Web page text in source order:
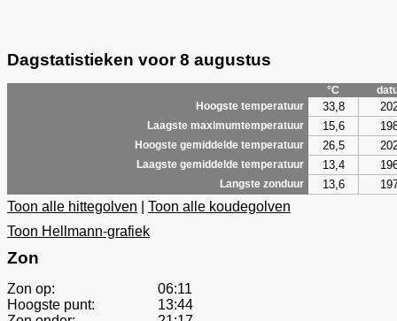
Dagstatistieken voor 8 augustus
°C
Hoogste temperatuur
33,8
Laagste maximumtemperatuur 15,6
Hoogste gemiddelde temperatuur 26,5
Laagste gemiddelde temperatuur 13,4
Langste zonduur 13,6
Toon alle hittegolven
Toon alle koudegolven
Toon Hellmann-grafiek
Zon
Zon op:
06:11
Hoogste punt:
13:44